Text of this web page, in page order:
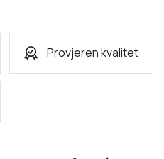
Provjeren kvalitet